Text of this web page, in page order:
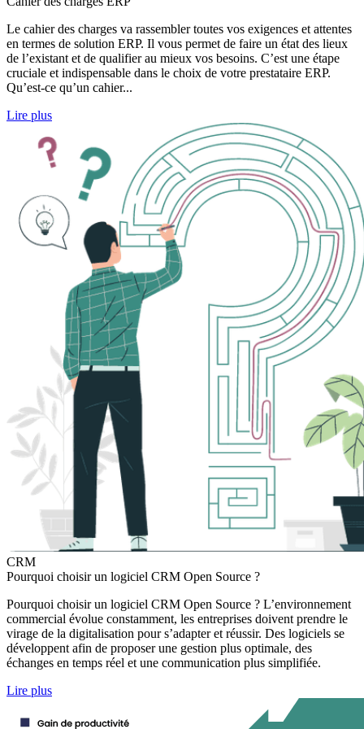
Le cahier des charges va rassembler toutes vos exigences et attentes
en termes de solution ERP. Il vous permet de faire un état des lieux
de l’existant et de qualifier au mieux vos besoins. C’est une étape
cruciale et indispensable dans le choix de votre prestataire ERP.
Qu’est-ce qu’un cahier...
Lire plus
CRM
Pourquoi choisir un logiciel CRM Open Source ?
Pourquoi choisir un logiciel CRM Open Source ? L’environnement
commercial évolue constamment, les entreprises doivent prendre le
virage de la digitalisation pour s’adapter et réussir. Des logiciels se
développent afin de proposer une gestion plus optimale, des
échanges en temps réel et une communication plus simplifiée.
Lire plus